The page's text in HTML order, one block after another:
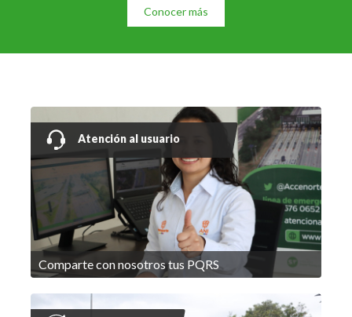
Conocer más
Atención al usuario
Comparte con nosotros tus PQRS